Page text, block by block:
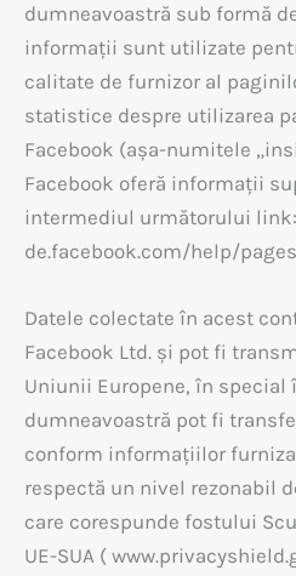
dumneavoastră sub formă
informații sunt utilizate
calitate de furnizor al
statistice despre utilizarea
Facebook (așa-numitele
Facebook oferă informații
intermediul următorului
de.facebook.com/help/
Datele colectate în acest
Facebook Ltd. și pot fi
Uniunii Europene, în special
dumneavoastră pot fi
conform informațiilor
respectă un nivel rezonabil
care corespunde fostului
UE-SUA (